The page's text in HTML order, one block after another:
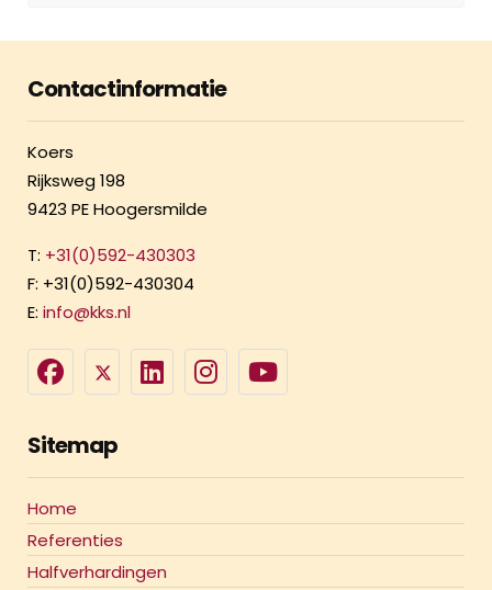
Contactinformatie
Koers
Rijksweg 198
9423 PE Hoogersmilde
T: +31(0)592-430303
F: +31(0)592-430304
E: info@kks.nl
Sitemap
Home
Referenties
Halfverhardingen